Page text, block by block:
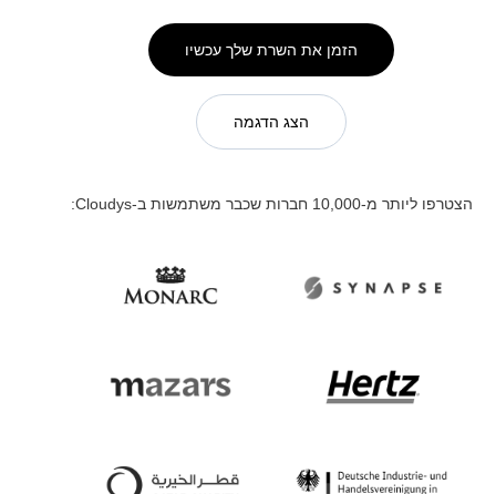
הזמן את השרת שלך עכשיו
הצג הדגמה
הצטרפו ליותר מ-10,000 חברות שכבר משתמשות ב-Cloudys: